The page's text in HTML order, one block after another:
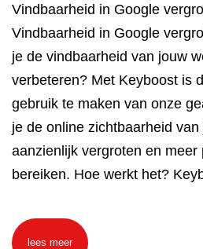
Vindbaarheid in Google
Vindbaarheid in Google
je de vindbaarheid van jouw
verbeteren? Met Keyboost is
gebruik te maken van onze
je de online zichtbaarheid
aanzienlijk vergroten en meer
bereiken. Hoe werkt het?
lees meer